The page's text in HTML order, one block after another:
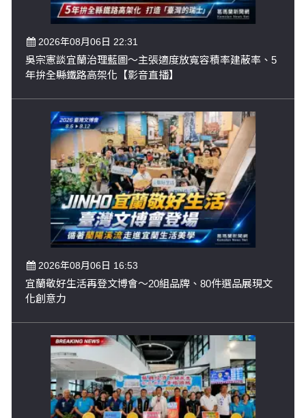
2026年08月06日 22:31
吳宗憲談宜蘭治理藍圖～主張適度放寬容積率建蔽率、5
年拚全縣鐵路高架化【影音直播】
2026年08月06日 16:53
宜蘭敬好生活再登文博會～20組品牌、80件選品展現文
化創意力